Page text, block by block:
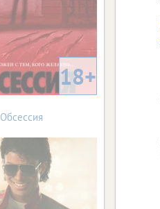
18+
Обсессия